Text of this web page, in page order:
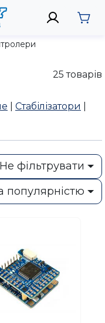
25 товарів
| Стабілізатори |
Не фільтрувати
популярністю